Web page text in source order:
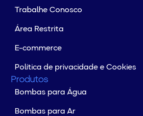
Trabalhe Conosco
Área Restrita
E-commerce
Política de privacidade e Cookies
Produtos
Bombas para Água
Bombas para Ar